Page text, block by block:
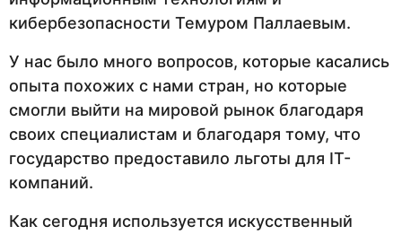
кибербезопасности Темуром Паллаевым.
У нас было много вопросов, которые касались
опыта похожих с нами стран, но которые
смогли выйти на мировой рынок благодаря
своих специалистам и благодаря тому, что
государство предоставило льготы для IT-
компаний.
Как сегодня используется искусственный